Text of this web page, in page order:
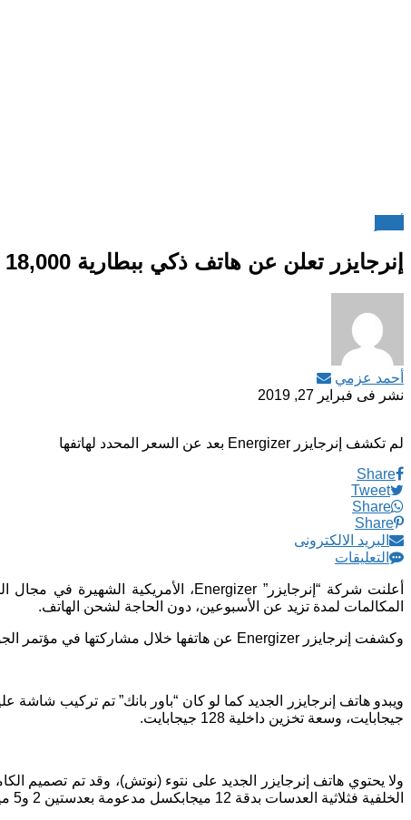
إنرجايزر تعلن عن هاتف ذكي ببطارية 18,000 مللي أمبير.. تعرف على مواصفاته!
أحمد عزمي
نشر فى فبراير 27, 2019
لم تكشف إنرجايزر Energizer بعد عن السعر المحدد لهاتفها
Share
Tweet
Share
Share
البريد الالكترونى
التعليقات
المكالمات لمدة تزيد عن الأسبوعين، دون الحاجة لشحن الهاتف.
وكشفت إنرجايزر Energizer عن هاتفها خلال مشاركتها في مؤتمر الجوالات العالمي MWC، المنعقد في برشلونة بأسبانيا في الفترة بين 25 إلى 28 فبراير الجاري.
جيجابايت، وسعة تخزين داخلية 128 جيجابايت.
الخلفية فثلاثية العدسات بدقة 12 ميجابكسل مدعومة بعدستين 2 و5 ميجابكسل.